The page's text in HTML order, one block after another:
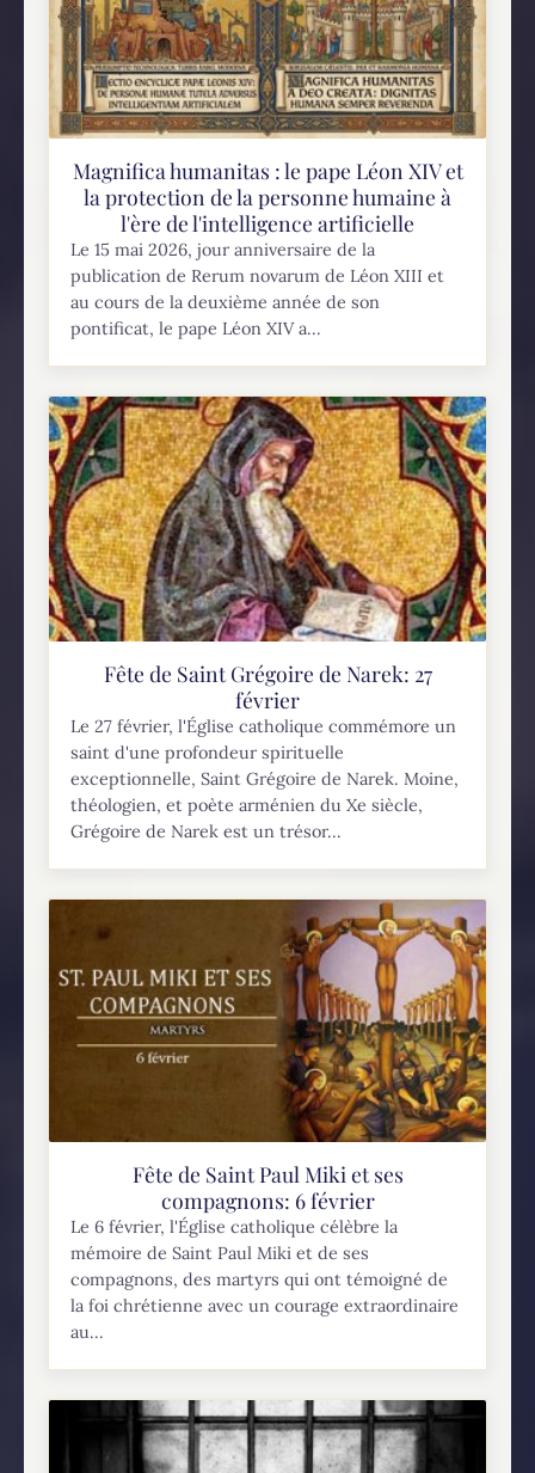
Magnifica humanitas : le pape Léon XIV et
la protection de la personne humaine à
l'ère de l'intelligence artificielle
Le 15 mai 2026, jour anniversaire de la
publication de Rerum novarum de Léon XIII et
au cours de la deuxième année de son
pontificat, le pape Léon XIV a...
Fête de Saint Grégoire de Narek: 27
février
Le 27 février, l'Église catholique commémore un
saint d'une profondeur spirituelle
exceptionnelle, Saint Grégoire de Narek. Moine,
théologien, et poète arménien du Xe siècle,
Grégoire de Narek est un trésor...
Fête de Saint Paul Miki et ses
compagnons: 6 février
Le 6 février, l'Église catholique célèbre la
mémoire de Saint Paul Miki et de ses
compagnons, des martyrs qui ont témoigné de
la foi chrétienne avec un courage extraordinaire
au...